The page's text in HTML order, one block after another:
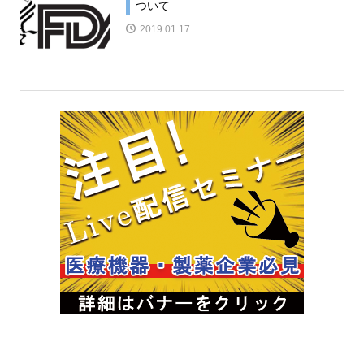
ついて
2019.01.17